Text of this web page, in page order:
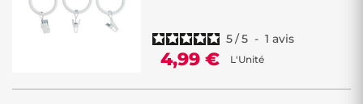
5/5 - 1 avis
4,99 € L'Unité